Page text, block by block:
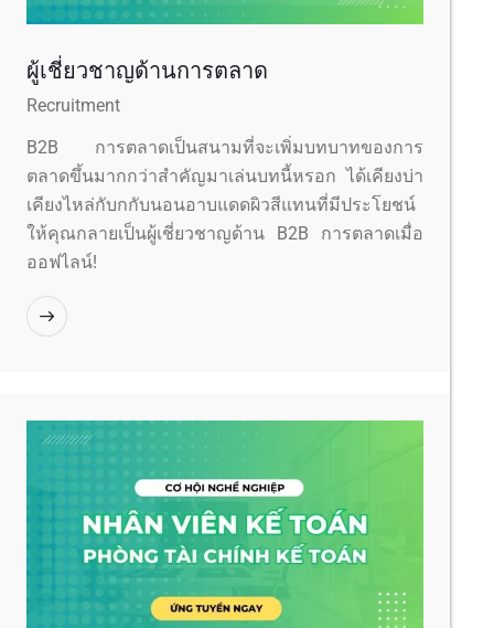
ผู้เชี่ยวชาญด้านการตลาด
Recruitment
B2B การตลาดเป็นสนามที่จะเพิ่มบทบาทของการ
ตลาดขึ้นมากกว่าสำคัญมาเล่นบทนี้หรอก ได้เคียงบ่า
เคียงไหล่กับกกับนอนอาบแดดผิวสีแทนที่มีประโยชน์
ให้คุณกลายเป็นผู้เชี่ยวชาญด้าน B2B การตลาดเมื่อ
ออฟไลน์!